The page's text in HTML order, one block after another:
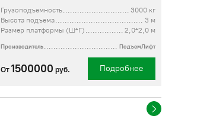
Грузоподъемность
3000 кг
Высота подъема
3 м
Размер платформы (Ш*Г)
2,0*2,0 м
Производитель ПодъемЛифт
От1500000 руб. Подробнее